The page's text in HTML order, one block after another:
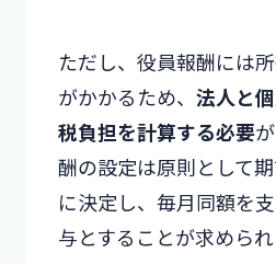
ただし、役員報酬には
がかかるため、 法人と
税負担を計算する必要
酬の設定は原則として
に決定し、毎月同額を
与とすることが求められ